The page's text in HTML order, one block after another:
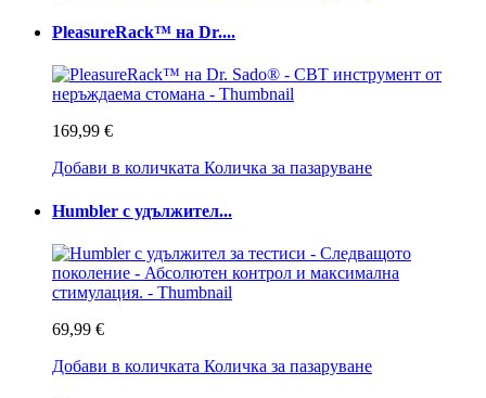
PleasureRack™ на Dr....
169,99 €
Добави в количката Количка за пазаруване
Humbler с удължител...
69,99 €
Добави в количката Количка за пазаруване